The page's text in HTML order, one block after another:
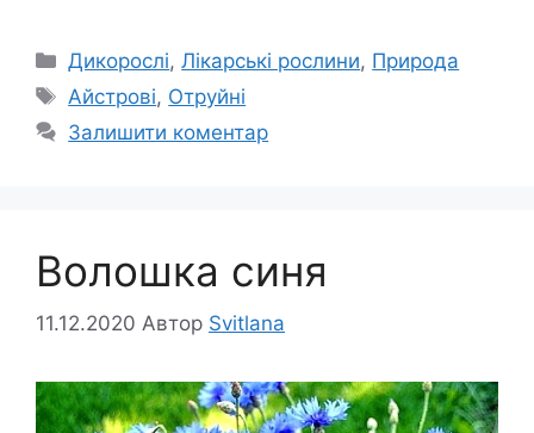
Категорії
Дикорослі,Лікарські рослини, Природа
Позначки
Айстрові, Отруйні
Залишити коментар
Волошка синя
11.12.2020 Автор Svitlana